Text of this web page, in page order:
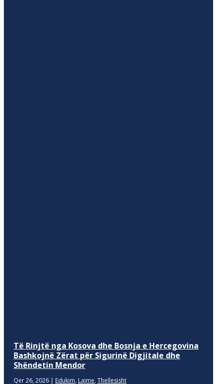
Të Rinjtë nga Kosova dhe Bosnja e Hercegovina
Bashkojnë Zërat për Sigurinë Digjitale dhe
Shëndetin Mendor
Qer 26, 2026 | Edukim, Lajme, Thellesisht